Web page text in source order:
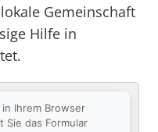
Gemeinschaft
Hilfe in
Ihrem Browser
Sie das Formular